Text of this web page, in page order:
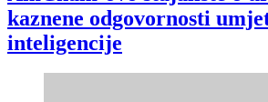
kaznene odgovornosti
inteligencije